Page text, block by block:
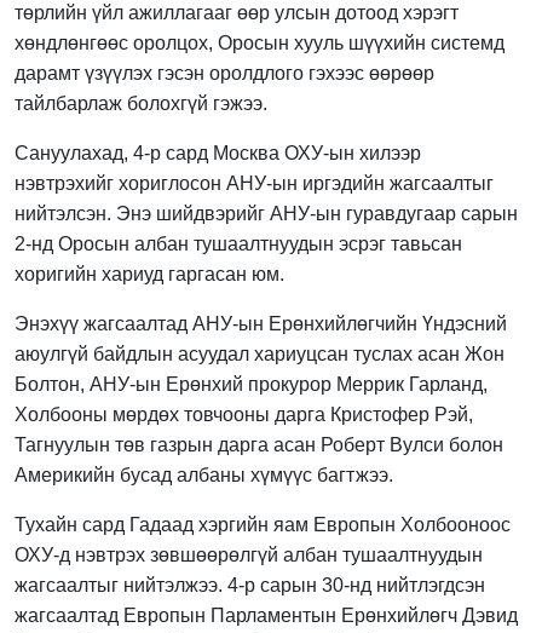
төрлийн үйл ажиллагааг өөр улсын дотоод хэрэгт
хөндлөнгөөс оролцох, Оросын хууль шүүхийн системд
дарамт үзүүлэх гэсэн оролдлого гэхээс өөрөөр
тайлбарлаж болохгүй гэжээ.
Сануулахад, 4-р сард Москва ОХУ-ын хилээр
нэвтрэхийг хориглосон АНУ-ын иргэдийн жагсаалтыг
нийтэлсэн. Энэ шийдвэрийг АНУ-ын гуравдугаар сарын
2-нд Оросын албан тушаалтнуудын эсрэг тавьсан
хоригийн хариуд гаргасан юм.
Энэхүү жагсаалтад АНУ-ын Ерөнхийлөгчийн Үндэсний
аюулгүй байдлын асуудал хариуцсан туслах асан Жон
Болтон, АНУ-ын Ерөнхий прокурор Меррик Гарланд,
Холбооны мөрдөх товчооны дарга Кристофер Рэй,
Тагнуулын төв газрын дарга асан Роберт Вулси болон
Америкийн бусад албаны хүмүүс багтжээ.
Тухайн сард Гадаад хэргийн яам Европын Холбооноос
ОХУ-д нэвтрэх зөвшөөрөлгүй албан тушаалтнуудын
жагсаалтыг нийтэлжээ. 4-р сарын 30-нд нийтлэгдсэн
жагсаалтад Европын Парламентын Ерөнхийлөгч Дэвид